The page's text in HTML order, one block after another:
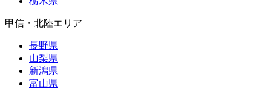
甲信・北陸エリア
長野県
山梨県
新潟県
富山県